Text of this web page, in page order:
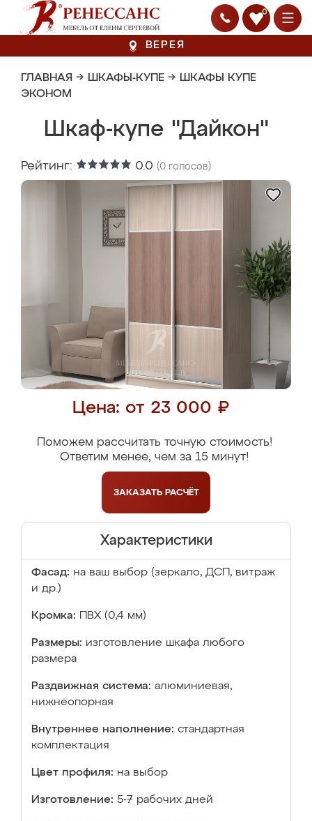
0
ВЕРЕЯ
ГЛАВНАЯ → ШКАФЫ-КУПЕ → ШКАФЫ КУПЕ
ЭКОНОМ
Шкаф-купе "Дайкон"
Рейтинг: 0.0 (0 голосов)
Цена: от 23 000 ₽
Поможем рассчитать точную стоимость!
Ответим менее, чем за 15 минут!
ЗАКАЗАТЬ РАСЧЁТ
Характеристики
Фасад: на ваш выбор (зеркало, ДСП, витраж
и др.)
Кромка: ПВХ (0,4 мм)
Размеры: изготовление шкафа любого
размера
Раздвижная система: алюминиевая,
нижнеопорная
Внутреннее наполнение: стандартная
комплектация
Цвет профиля: на выбор
Изготовление: 5-7 рабочих дней